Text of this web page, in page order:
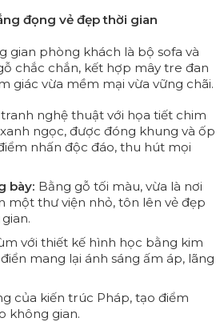
đọng vẻ đẹp thời gian
gian phòng khách là bộ sofa và
chắc chắn, kết hợp mây tre đan
giác vừa mềm mại vừa vững chãi.
nghệ thuật với họa tiết chim
ngọc, được đóng khung và ốp
nhấn độc đáo, thu hút mọi
bày: Bằng gỗ tối màu, vừa là nơi
một thư viện nhỏ, tôn lên vẻ đẹp
với thiết kế hình học bằng kim
mang lại ánh sáng ấm áp, lãng
của kiến trúc Pháp, tạo điểm
không gian.